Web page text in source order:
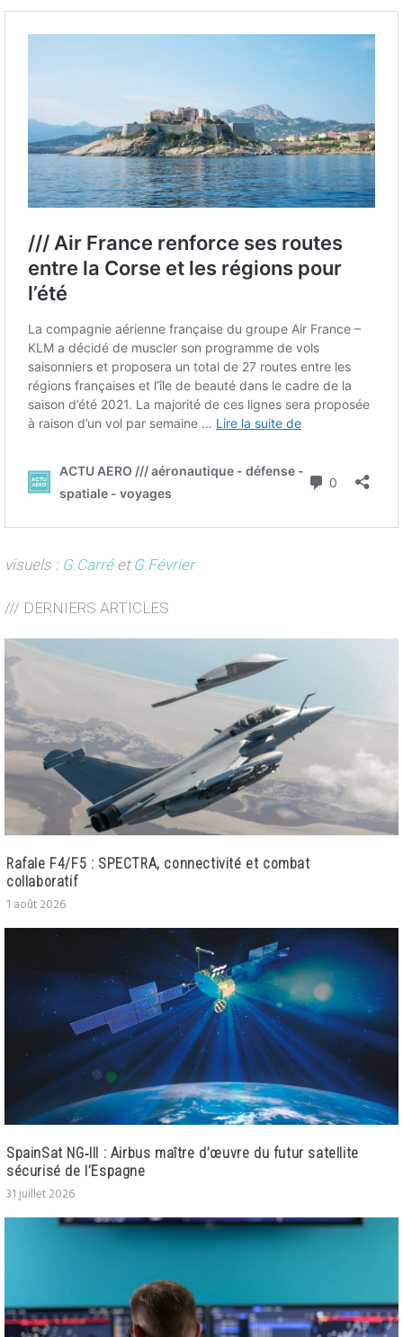
visuels : G.Carréet G.Février
/// DERNIERS ARTICLES
Rafale F4/F5 : SPECTRA, connectivité et combat
collaboratif
1 août 2026
SpainSat NG‑III : Airbus maître d’œuvre du futur satellite
sécurisé de l’Espagne
31 juillet 2026